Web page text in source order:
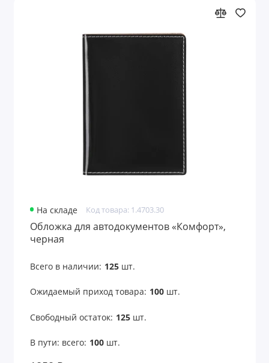
Настольные аксессуары
Настольные приборы
Обеденный перерыв
Оптические приборы
Организация рабочего места
Оригинальные подарки с принтом
Открытки
Очки
Парковочные визитки
На складе Код товара: 1.4703.30
Обложка для автодокументов «Комфорт»,
черная
Всего в наличии: 125шт.
Ожидаемый приход товара: 100шт.
Свободный остаток: 125шт.
В пути: всего: 100шт.